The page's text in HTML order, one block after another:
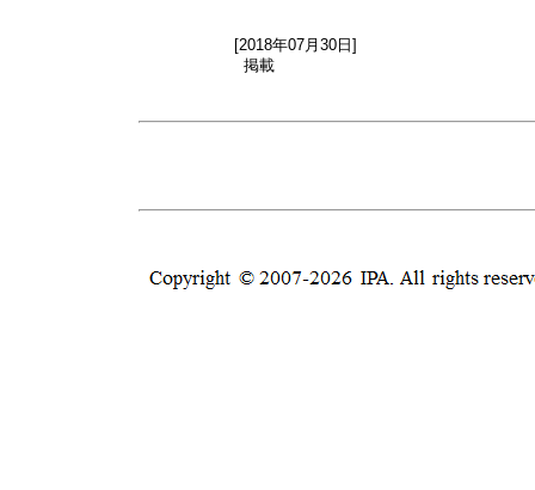
[2018年07月30日]
掲載